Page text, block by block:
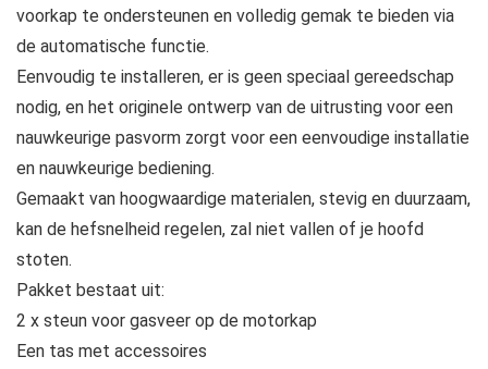
voorkap te ondersteunen en volledig gemak te bieden via
de automatische functie.
Eenvoudig te installeren, er is geen speciaal gereedschap
nodig, en het originele ontwerp van de uitrusting voor een
nauwkeurige pasvorm zorgt voor een eenvoudige installatie
en nauwkeurige bediening.
Gemaakt van hoogwaardige materialen, stevig en duurzaam,
kan de hefsnelheid regelen, zal niet vallen of je hoofd
stoten.
Pakket bestaat uit:
2 x steun voor gasveer op de motorkap
Een tas met accessoires